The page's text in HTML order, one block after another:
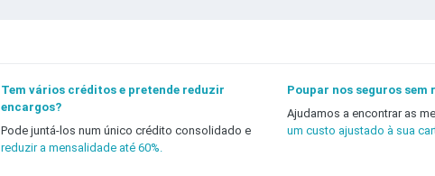
Tem vários créditos e pretende reduzir
encargos?
Pode juntá-los num único crédito consolidado e
reduzir a mensalidade até 60%.
Poupar nos seguros sem
Ajudamos a encontrar as
um custo ajustado à sua